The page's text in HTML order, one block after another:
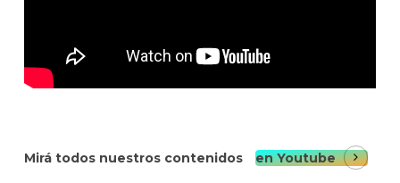
Mirá todos nuestros contenidos en Youtube